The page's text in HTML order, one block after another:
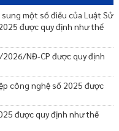
một số điều của Luật Sử
được quy định như thế
NĐ-CP được quy định
công nghệ số 2025 được
được quy định như thế